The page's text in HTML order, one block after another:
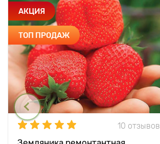
АКЦИЯ
ТОП ПРОДАЖ
10 отзывов